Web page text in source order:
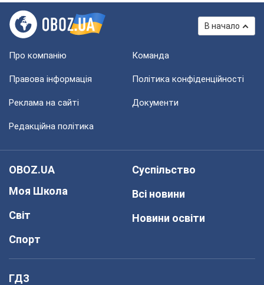
В начало
Про компанію Команда
Правова інформація Політика конфіденційності
Реклама на сайті Документи
Редакційна політика
OBOZ.UA
Моя Школа
Світ
Спорт
Суспільство
Всі новини
Новини освіти
ГДЗ